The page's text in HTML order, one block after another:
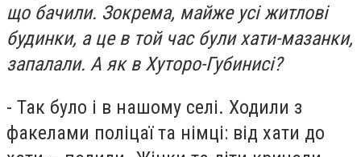
що бачили. Зокрема, майже усі житлові
будинки, а це в той час були хати-мазанки,
запалали. А як в Хуторо-Губинисі?
- Так було і в нашому селі. Ходили з
факелами поліцаї та німці: від хати до